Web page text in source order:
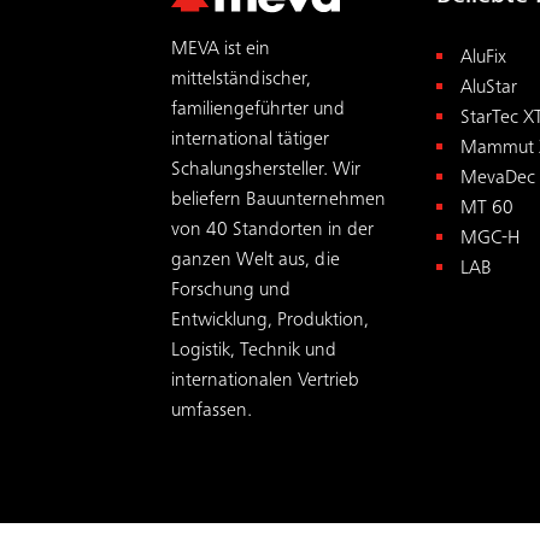
MEVA ist ein
mittelständischer,
familiengeführter und
international tätiger
Schalungs­hersteller. Wir
beliefern Bauunternehmen
von 40 Standorten in der
ganzen Welt aus, die
Forschung und
Entwicklung, Produktion,
Logistik, Technik und
internationalen Vertrieb
umfassen.
AluFix
AluStar
StarTec XT
Mammut
MevaDec
MT 60
MGC-H
LAB